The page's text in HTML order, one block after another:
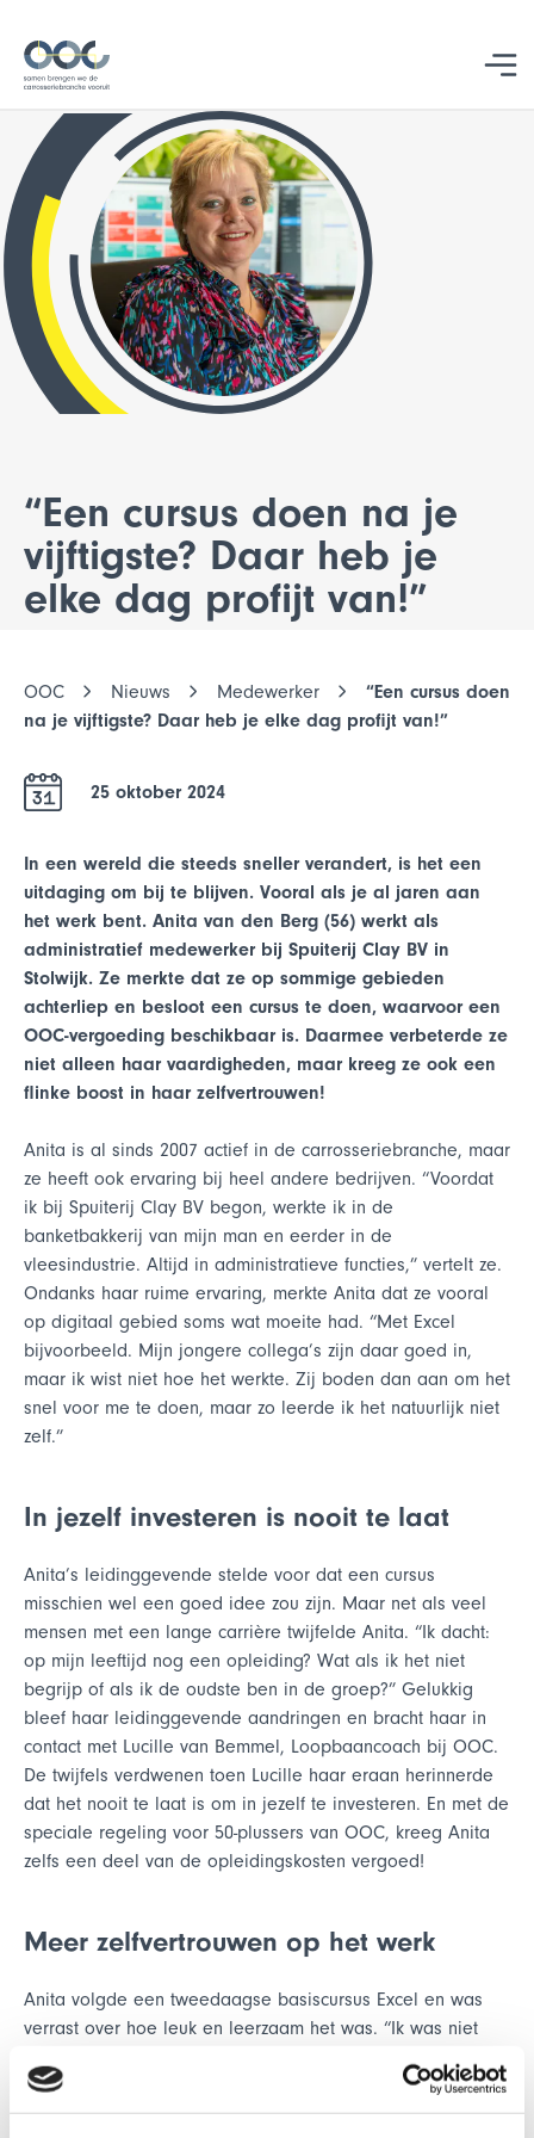
Studentbegeleiding
“Een cursus doen na je
vijftigste? Daar heb je
elke dag profijt van!”
OOC Nieuws Medewerker
“Een cursus doen
na je vijftigste? Daar heb je elke dag profijt van!”
25 oktober 2024
In een wereld die steeds sneller verandert, is het een
uitdaging om bij te blijven. Vooral als je al jaren aan
het werk bent. Anita van den Berg (56) werkt als
administratief medewerker bij Spuiterij Clay BV in
Stolwijk. Ze merkte dat ze op sommige gebieden
achterliep en besloot een cursus te doen, waarvoor een
OOC-vergoeding beschikbaar is. Daarmee verbeterde ze
niet alleen haar vaardigheden, maar kreeg ze ook een
flinke boost in haar zelfvertrouwen!
Anita is al sinds 2007 actief in de carrosseriebranche, maar
ze heeft ook ervaring bij heel andere bedrijven. “Voordat
ik bij Spuiterij Clay BV begon, werkte ik in de
banketbakkerij van mijn man en eerder in de
vleesindustrie. Altijd in administratieve functies,” vertelt ze.
Ondanks haar ruime ervaring, merkte Anita dat ze vooral
op digitaal gebied soms wat moeite had. “Met Excel
bijvoorbeeld. Mijn jongere collega’s zijn daar goed in,
maar ik wist niet hoe het werkte. Zij boden dan aan om het
snel voor me te doen, maar zo leerde ik het natuurlijk niet
zelf.”
In jezelf investeren is nooit te laat
Anita’s leidinggevende stelde voor dat een cursus
misschien wel een goed idee zou zijn. Maar net als veel
mensen met een lange carrière twijfelde Anita. “Ik dacht:
op mijn leeftijd nog een opleiding? Wat als ik het niet
begrijp of als ik de oudste ben in de groep?” Gelukkig
bleef haar leidinggevende aandringen en bracht haar in
contact met Lucille van Bemmel, Loopbaancoach bij OOC.
De twijfels verdwenen toen Lucille haar eraan herinnerde
dat het nooit te laat is om in jezelf te investeren. En met de
speciale regeling voor 50-plussers van OOC, kreeg Anita
zelfs een deel van de opleidingskosten vergoed!
Meer zelfvertrouwen op het werk
Anita volgde een tweedaagse basiscursus Excel en was
verrast over hoe leuk en leerzaam het was. “Ik was niet
divers en de docent maakte het echt interessant.” Ze werkt
nu sneller en efficiënter, omdat ze Excel gebruikt voor